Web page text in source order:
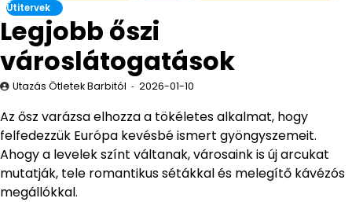
Útitervek
Legjobb őszi
városlátogatások
Utazás Ötletek Barbitól 2026-01-10
Az ősz varázsa elhozza a tökéletes alkalmat, hogy
felfedezzük Európa kevésbé ismert gyöngyszemeit.
Ahogy a levelek színt váltanak, városaink is új arcukat
mutatják, tele romantikus sétákkal és melegítő kávézós
megállókkal.